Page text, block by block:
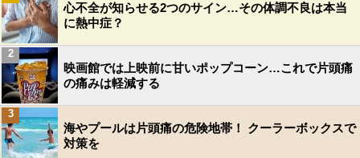
心不全が知らせる2つのサイン…その体調不良は本当
に熱中症？
映画館では上映前に甘いポップコーン…これで片頭痛
の痛みは軽減する
2
海やプールは片頭痛の危険地帯！ クーラーボックスで
対策を
3